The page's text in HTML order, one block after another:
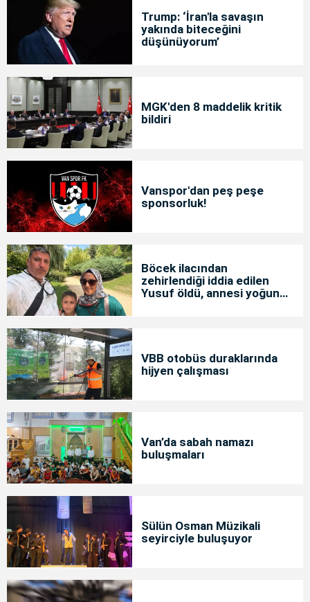
Trump: ‘İran'la savaşın
yakında biteceğini
düşünüyorum’
MGK'den 8 maddelik kritik
bildiri
Vanspor'dan peş peşe
sponsorluk!
Böcek ilacından
zehirlendiği iddia edilen
Yusuf öldü, annesi yoğun
VBB otobüs duraklarında
hijyen çalışması
Van’da sabah namazı
buluşmaları
Sülün Osman Müzikali
seyirciyle buluşuyor